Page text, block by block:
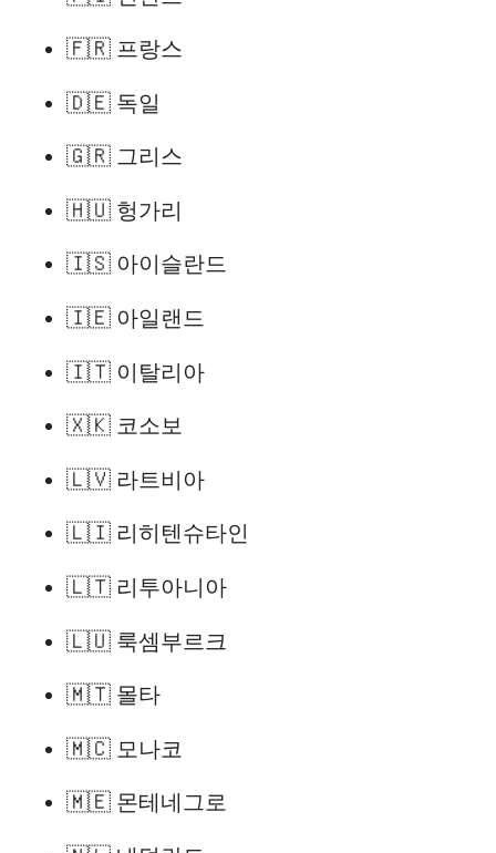
🇫🇷 프랑스
🇩🇪 독일
🇬🇷 그리스
🇭🇺 헝가리
🇮🇸 아이슬란드
🇮🇪 아일랜드
🇮🇹 이탈리아
🇽🇰 코소보
🇱🇻 라트비아
🇱🇮 리히텐슈타인
🇱🇹 리투아니아
🇱🇺 룩셈부르크
🇲🇹 몰타
🇲🇨 모나코
🇲🇪 몬테네그로